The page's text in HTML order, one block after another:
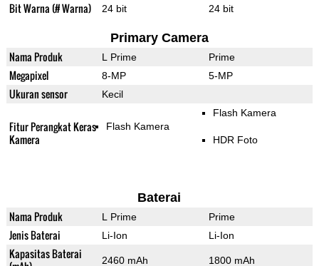
Bit Warna (# Warna) 24 bit 24 bit
Primary Camera
Nama Produk L Prime Prime
Megapixel 8-MP 5-MP
Ukuran sensor Kecil
Fitur Perangkat Keras
Kamera
Flash Kamera
Flash Kamera
HDR Foto
Baterai
Nama Produk L Prime Prime
Jenis Baterai Li-Ion Li-Ion
Kapasitas Baterai
2460 mAh 1800 mAh